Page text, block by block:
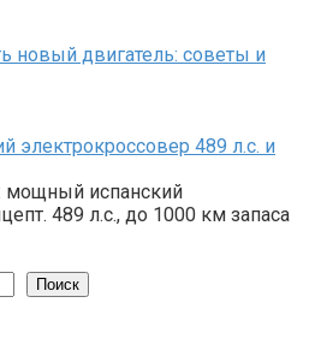
новый двигатель: советы и
электрокроссовер 489 л.с. и
мощный испанский
489 л.с., до 1000 км запаса
Поиск